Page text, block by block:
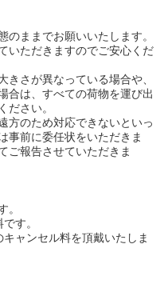
のままでお願いいたします。
いただきますのでご安心くだ
きさが異なっている場合や、
合は、すべての荷物を運び出
ださい。
方のため対応できないといっ
事前に委任状をいただきま
ご報告させていただきま
。
す。
ャンセル料を頂戴いたしま